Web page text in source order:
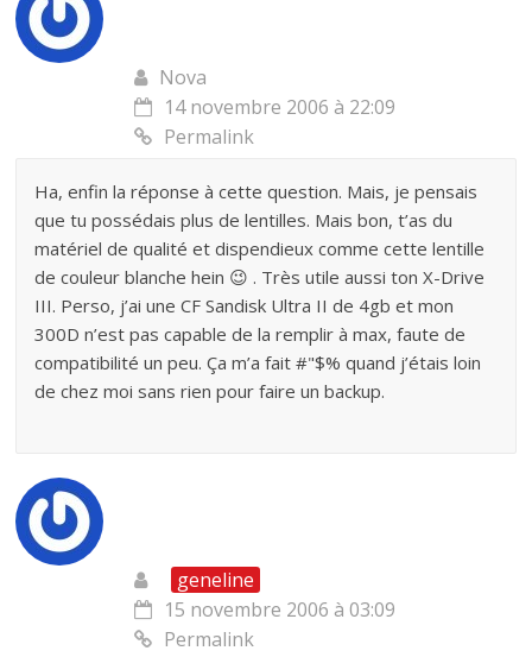
Nova
14 novembre 2006 à 22:09
Permalink
Ha, enfin la réponse à cette question. Mais, je pensais
que tu possédais plus de lentilles. Mais bon, t’as du
matériel de qualité et dispendieux comme cette lentille
de couleur blanche hein 😉 . Très utile aussi ton X-Drive
III. Perso, j’ai une CF Sandisk Ultra II de 4gb et mon
300D n’est pas capable de la remplir à max, faute de
compatibilité un peu. Ça m’a fait #"$% quand j’étais loin
de chez moi sans rien pour faire un backup.
geneline
15 novembre 2006 à 03:09
Permalink